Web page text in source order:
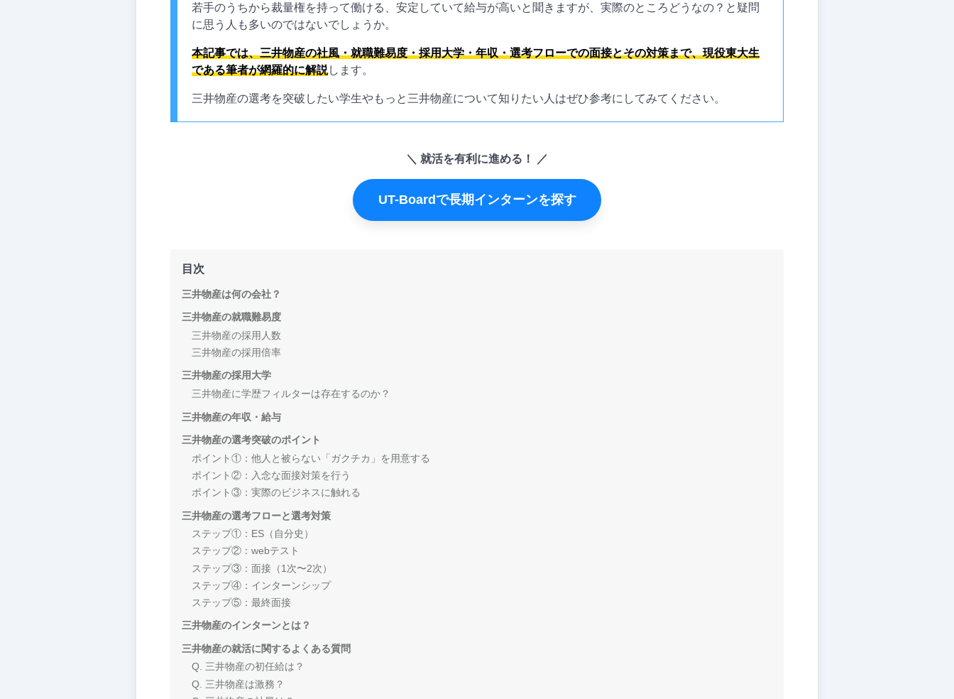
若手のうちから裁量権を持って働ける、安定していて給与が高いと聞きますが、実際のところどうなの？と疑問
に思う人も多いのではないでしょうか。
本記事では、三井物産の社風・就職難易度・採用大学・年収・選考フローでの面接とその対策まで、現役東大生
である筆者が網羅的に解説します。
三井物産の選考を突破したい学生やもっと三井物産について知りたい人はぜひ参考にしてみてください。
就活を有利に進める！
UT-Boardで長期インターンを探す
目次
三井物産は何の会社？
三井物産の就職難易度
三井物産の採用人数
三井物産の採用倍率
三井物産の採用大学
三井物産に学歴フィルターは存在するのか？
三井物産の年収・給与
三井物産の選考突破のポイント
ポイント①：他人と被らない「ガクチカ」を用意する
ポイント②：入念な面接対策を行う
ポイント③：実際のビジネスに触れる
三井物産の選考フローと選考対策
ステップ①：ES（自分史）
ステップ②：webテスト
ステップ③：面接（1次〜2次）
ステップ④：インターンシップ
ステップ⑤：最終面接
三井物産のインターンとは？
三井物産の就活に関するよくある質問
Q. 三井物産の初任給は？
Q. 三井物産は激務？